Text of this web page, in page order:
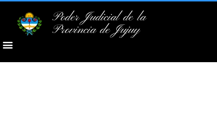
Poder Judicial de la
Provincia de Jujuy